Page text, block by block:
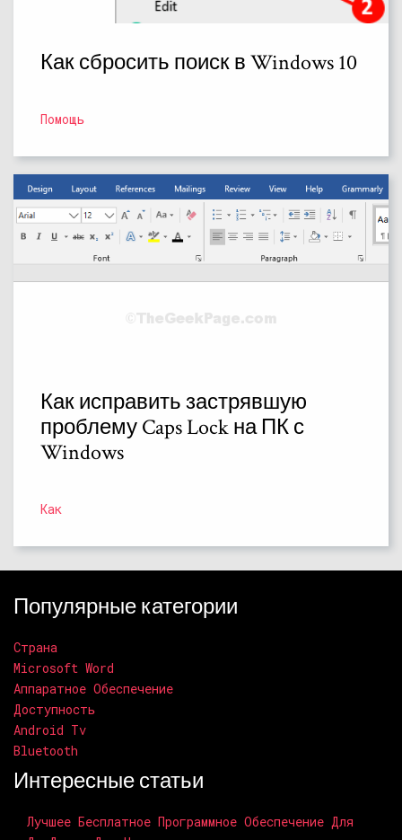
Как сбросить поиск в Windows 10
Помощь
Как исправить застрявшую
проблему Caps Lock на ПК с
Windows
Как
Популярные категории
Страна
Microsoft Word
Аппаратное Обеспечение
Доступность
Android Tv
Bluetooth
Интересные статьи
Лучшее Бесплатное Программное Обеспечение Для